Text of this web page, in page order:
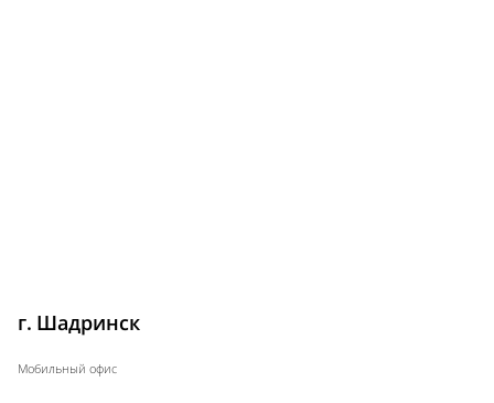
г. Шадринск
Мобильный офис